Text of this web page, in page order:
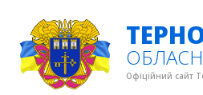
Офіційний сайт